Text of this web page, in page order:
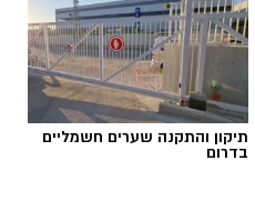
תיקון והתקנה שערים חשמליים
בדרום